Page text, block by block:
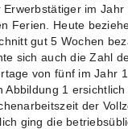
Erwerbstätiger im Jahr
Ferien. Heute
gut 5 Wochen
sich auch die Zahl
von fünf im Jahr
Abbildung 1
der
ging die